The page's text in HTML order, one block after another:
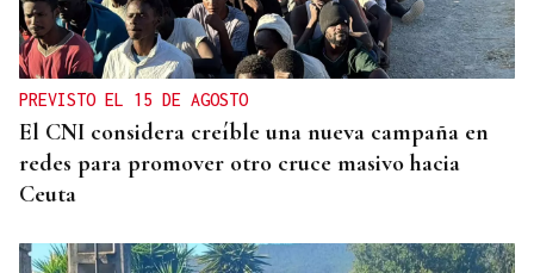
PREVISTO EL 15 DE AGOSTO
El CNI considera creíble una nueva campaña en
redes para promover otro cruce masivo hacia
Ceuta